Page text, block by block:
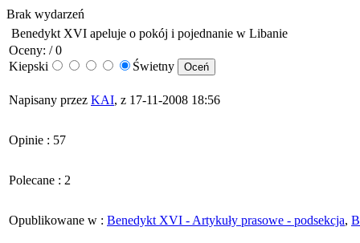
Brak wydarzeń
Benedykt XVI apeluje o pokój i pojednanie w Libanie
Oceny: / 0
Kiepski
Świetny
Napisany przez KAI, z 17-11-2008 18:56
Opinie : 57
Polecane : 2
Opublikowane w : Benedykt XVI - Artykuły prasowe - podsekcja,